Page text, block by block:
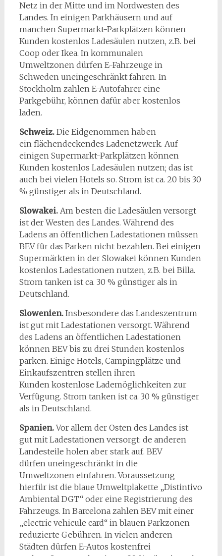
Netz in der Mitte und im Nordwesten des
Landes. In einigen Parkhäusern und auf
manchen Supermarkt-Parkplätzen können
Kunden kostenlos Ladesäulen nutzen, z.B. bei
Coop oder Ikea. In kommunalen
Umweltzonen dürfen E-Fahrzeuge in
Schweden uneingeschränkt fahren. In
Stockholm zahlen E-Autofahrer eine
Parkgebühr, können dafür aber kostenlos
laden.
Schweiz.Die Eidgenommen haben
ein flächendeckendes Ladenetzwerk. Auf
einigen Supermarkt-Parkplätzen können
Kunden kostenlos Ladesäulen nutzen; das ist
auch bei vielen Hotels so. Strom ist ca. 20 bis 30
% günstiger als in Deutschland.
Slowakei.Am besten die Ladesäulen versorgt
ist der Westen des Landes. Während des
Ladens an öffentlichen Ladestationen müssen
BEV für das Parken nicht bezahlen. Bei einigen
Supermärkten in der Slowakei können Kunden
kostenlos Ladestationen nutzen, z.B. bei Billa.
Strom tanken ist ca. 30 % günstiger als in
Deutschland.
Slowenien.Insbesondere das Landeszentrum
ist gut mit Ladestationen versorgt. Während
des Ladens an öffentlichen Ladestationen
können BEV bis zu drei Stunden kostenlos
parken. Einige Hotels, Campingplätze und
Einkaufszentren stellen ihren
Kunden kostenlose Lademöglichkeiten zur
Verfügung. Strom tanken ist ca. 30 % günstiger
als in Deutschland.
Spanien.Vor allem der Osten des Landes ist
gut mit Ladestationen versorgt: de anderen
Landesteile holen aber stark auf. BEV
dürfen uneingeschränkt in die
Umweltzonen einfahren. Voraussetzung
hierfür ist die blaue Umweltplakette „Distintivo
Ambiental DGT“ oder eine Registrierung des
Fahrzeugs. In Barcelona zahlen BEV mit einer
„electric vehicule card“ in blauen Parkzonen
reduzierte Gebühren. In vielen anderen
Städten dürfen E-Autos kostenfrei